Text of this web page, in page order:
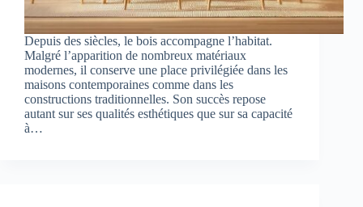
Depuis des siècles, le bois accompagne l’habitat.
Malgré l’apparition de nombreux matériaux
modernes, il conserve une place privilégiée dans les
maisons contemporaines comme dans les
constructions traditionnelles. Son succès repose
autant sur ses qualités esthétiques que sur sa capacité
à…